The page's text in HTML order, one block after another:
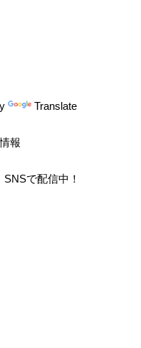
Translate
報
で配信中！